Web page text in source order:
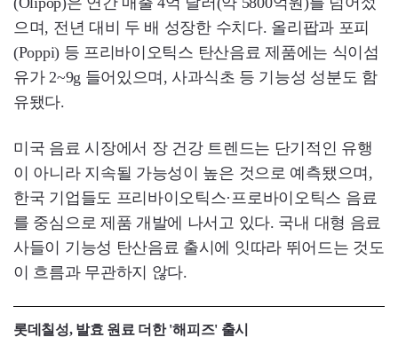
으며, 전년 대비 두 배 성장한 수치다. 올리팝과 포피
(Poppi) 등 프리바이오틱스 탄산음료 제품에는 식이섬
유가 2~9g 들어있으며, 사과식초 등 기능성 성분도 함
유됐다.
미국 음료 시장에서 장 건강 트렌드는 단기적인 유행
이 아니라 지속될 가능성이 높은 것으로 예측됐으며,
한국 기업들도 프리바이오틱스·프로바이오틱스 음료
를 중심으로 제품 개발에 나서고 있다. 국내 대형 음료
사들이 기능성 탄산음료 출시에 잇따라 뛰어드는 것도
이 흐름과 무관하지 않다.
롯데칠성, 발효 원료 더한 '해피즈' 출시